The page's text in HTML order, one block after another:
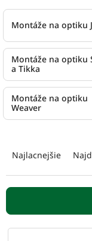
Montáže na optiku
Montáže na optiku
a Tikka
Montáže na optiku
Weaver
e
n
e
p
Najlacnejšie
V